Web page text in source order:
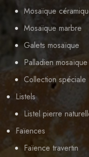
Mosaïque
Mosaïque marbre
Galets mosaïque
Palladien mosaïque
Collection spéciale
Listels
Listel pierre
Faïences
Faïence travertin